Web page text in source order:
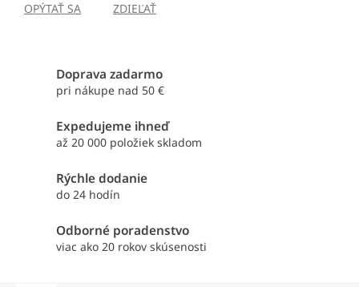
OPÝTAŤ SA ZDIEĽAŤ
Doprava zadarmo
pri nákupe nad 50 €
Expedujeme ihneď
až 20 000 položiek skladom
Rýchle dodanie
do 24 hodín
Odborné poradenstvo
viac ako 20 rokov skúsenosti